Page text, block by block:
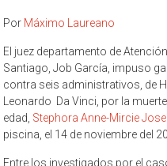
Por Máximo Laureano
El juez departamento de
Santiago, Job García, impuso
contra seis administrativos, de
Leonardo Da Vinci, por la
edad, Stephora Anne-Mircie
piscina, el 14 de noviembre del
Entre los investigados por el